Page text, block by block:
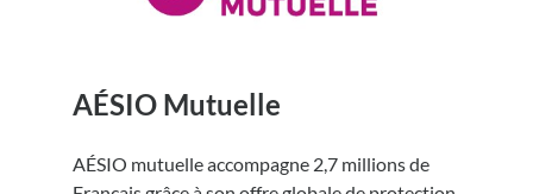
AÉSIO Mutuelle
AÉSIO mutuelle accompagne 2,7 millions de